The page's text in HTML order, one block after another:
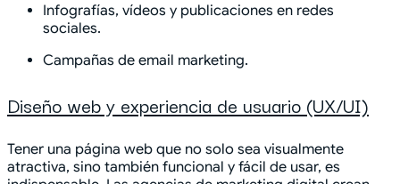
Infografías, vídeos y publicaciones en redes
sociales.
Campañas de email marketing.
Diseño web y experiencia de usuario (UX/UI)
Tener una página web que no solo sea visualmente
atractiva, sino también funcional y fácil de usar, es